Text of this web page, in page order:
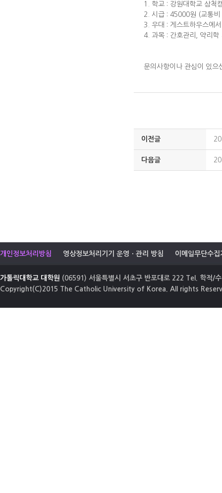
1. 학교 : 강원대학교 삼척
2. 시급 : 45000원 (교통비
3. 우대 : 게스트하우스에
4. 과목 : 간호관리, 약리학
문의사항이나 관심이 있
이전글
다음글
개인정보처리방침 영상정보처리기기 운영ㆍ관리 방침 이메일무단수집
가톨릭대학교 대학원 (06591) 서울특별시 서초구 반포대로 222 Tel. 학적/
Copyright(C)2015 The Catholic University of Korea. All rights